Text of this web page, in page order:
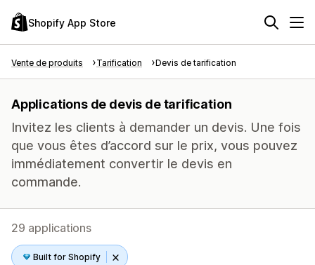
Shopify App Store
Vente de produits Tarification Devis de tarification
Applications de devis de tarification
Invitez les clients à demander un devis. Une fois
que vous êtes d’accord sur le prix, vous pouvez
immédiatement convertir le devis en
commande.
29 applications
Built for Shopify